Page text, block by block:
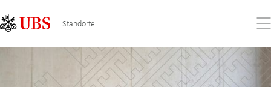
Links
Area
Standorte
Sie